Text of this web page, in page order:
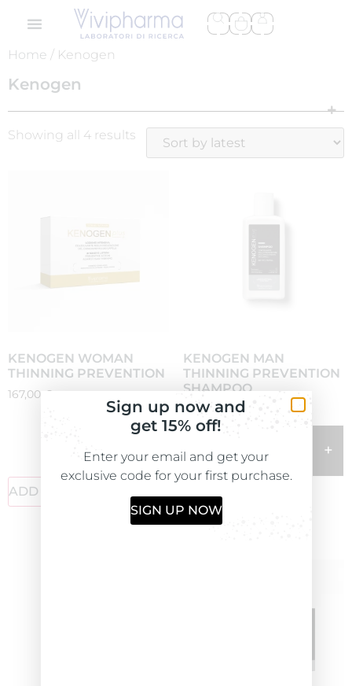
Home / Kenogen
Kenogen
Showing all 4 results
KENOGEN WOMAN
THINNING PREVENTION
167,00 €
+
ADD TO CART
KENOGEN MAN
THINNING PREVENTION
SHAMPOO
29,90€
- +
ADD TO CART
Sign up now and
get 15% off!
Enter your email and get your
exclusive code for your first purchase.
SIGN UP NOW